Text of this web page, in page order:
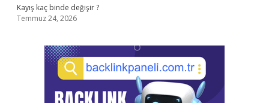
Kayış kaç binde değişir ?
Temmuz 24, 2026